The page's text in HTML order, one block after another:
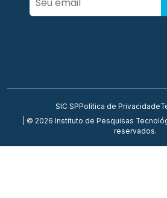
SIC SP Política de Privacidade
| © 2026 Instituto de Pesquisas
reservados.